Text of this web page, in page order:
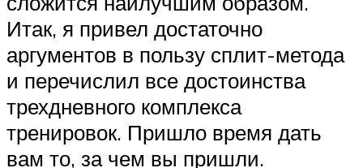
Итак, я привел достаточно
аргументов в пользу сплит-метода
и перечислил все достоинства
трехдневного комплекса
тренировок. Пришло время дать
вам то, за чем вы пришли.